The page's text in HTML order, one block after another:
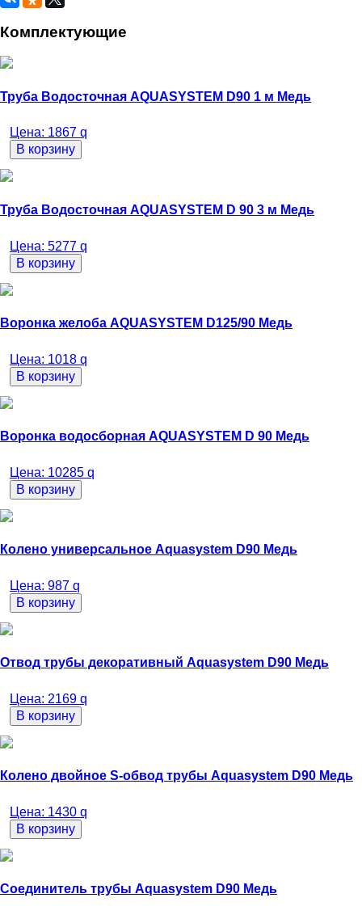
Комплектующие
Труба Водосточная AQUASYSTEM D90 1 м Медь
Цена: 1867 q
В корзину
Труба Водосточная AQUASYSTEM D 90 3 м Медь
Цена: 5277 q
В корзину
Воронка желоба AQUASYSTEM D125/90 Медь
Цена: 1018 q
В корзину
Воронка водосборная AQUASYSTEM D 90 Медь
Цена: 10285 q
В корзину
Колено универсальное Aquasystem D90 Медь
Цена: 987 q
В корзину
Отвод трубы декоративный Aquasystem D90 Медь
Цена: 2169 q
В корзину
Колено двойное S-обвод трубы Aquasystem D90 Медь
Цена: 1430 q
В корзину
Соединитель трубы Aquasystem D90 Медь